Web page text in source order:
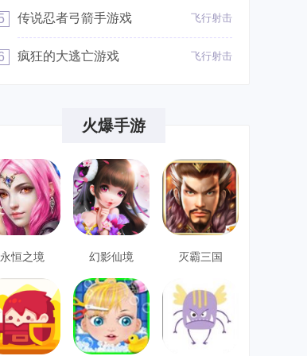
传说忍者弓箭手游戏 飞行射击
疯狂的大逃亡游戏 飞行射击
火爆手游
永恒之境 幻影仙境 灭霸三国